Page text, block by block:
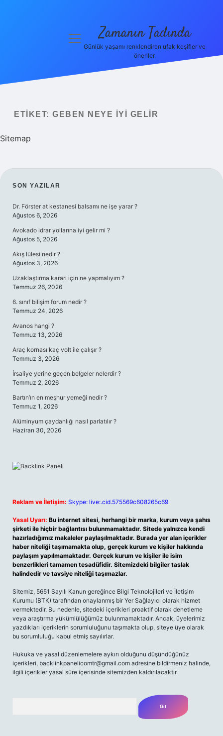
menüyüZamanın Tadında
Günlük yaşamı renklendiren ufak keşifler ve
öneriler.
ETIKET: GEBEN NEYE IYI GELIR
Sitemap
SIDEBAR
SON YAZILAR
Dr. Förster at kestanesi balsamı ne işe yarar ?
Ağustos 6, 2026
Avokado idrar yollarına iyi gelir mi ?
Ağustos 5, 2026
Akış lülesi nedir ?
Ağustos 3, 2026
Uzaklaştırma kararı için ne yapmalıyım ?
Temmuz 26, 2026
6. sınıf bilişim forum nedir ?
Temmuz 24, 2026
Avanos hangi ?
Temmuz 13, 2026
Araç kornası kaç volt ile çalışır ?
Temmuz 3, 2026
İrsaliye yerine geçen belgeler nelerdir ?
Temmuz 2, 2026
Bartın’ın en meşhur yemeği nedir ?
Temmuz 1, 2026
Alüminyum çaydanlığı nasıl parlatılır ?
Haziran 30, 2026
Reklam ve İletişim: Skype: live:.cid.575569c608265c69
Yasal Uyarı: Bu internet sitesi, herhangi bir marka, kurum veya şahıs
şirketi ile hiçbir bağlantısı bulunmamaktadır. Sitede yalnızca kendi
hazırladığımız makaleler paylaşılmaktadır. Burada yer alan içerikler
haber niteliği taşımamakta olup, gerçek kurum ve kişiler hakkında
paylaşım yapılmamaktadır. Gerçek kurum ve kişiler ile isim
benzerlikleri tamamen tesadüfidir. Sitemizdeki bilgiler taslak
halindedir ve tavsiye niteliği taşımazlar.
Sitemiz, 5651 Sayılı Kanun gereğince Bilgi Teknolojileri ve İletişim
Kurumu (BTK) tarafından onaylanmış bir Yer Sağlayıcı olarak hizmet
vermektedir. Bu nedenle, sitedeki içerikleri proaktif olarak denetleme
veya araştırma yükümlülüğümüz bulunmamaktadır. Ancak, üyelerimiz
yazdıkları içeriklerin sorumluluğunu taşımakta olup, siteye üye olarak
bu sorumluluğu kabul etmiş sayılırlar.
Hukuka ve yasal düzenlemelere aykırı olduğunu düşündüğünüz
içerikleri, backlinkpanelicomtr@gmail.com adresine bildirmeniz halinde,
ilgili içerikler yasal süre içerisinde sitemizden kaldırılacaktır.